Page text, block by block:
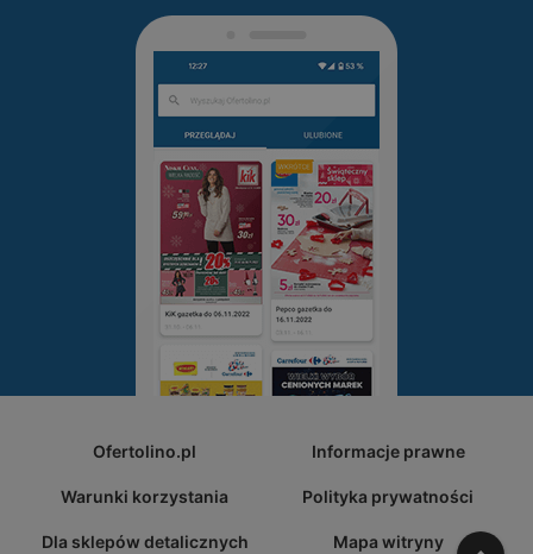
Ofertolino.pl Informacje prawne
Warunki korzystania Polityka prywatności
Dla sklepów detalicznych Mapa witryny